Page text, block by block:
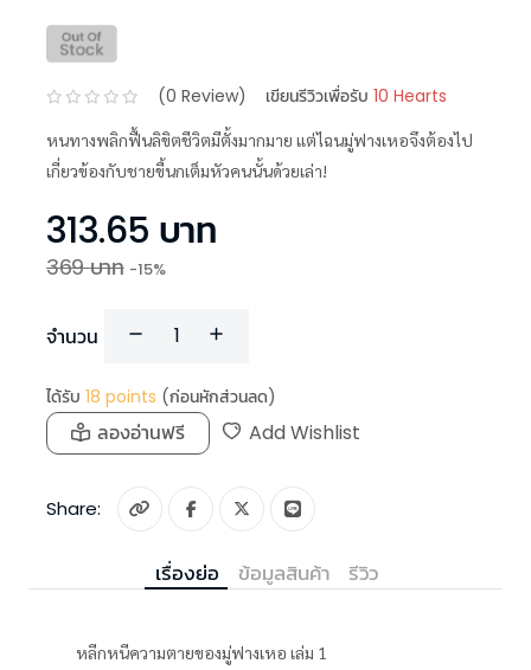
(0 Review) เขียนรีวิวเพื่อรับ 10 Hearts
หนทางพลิกฟื้นลิขิตชีวิตมีตั้งมากมาย แต่ไฉนมู่ฟางเหอจึงต้องไป
เกี่ยวข้องกับชายขี้นกเต็มหัวคนนั้นด้วยเล่า!
313.65 บาท
369บาท -15%
จำนวน
ได้รับ 18 points (ก่อนหักส่วนลด)
ลองอ่านฟรี Add Wishlist
Share:
เรื่องย่อ ข้อมูลสินค้า รีวิว
หลีกหนีความตายของมู่ฟางเหอ เล่ม 1